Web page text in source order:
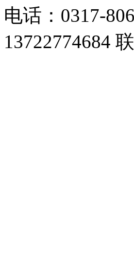
电话：0317-
13722774684